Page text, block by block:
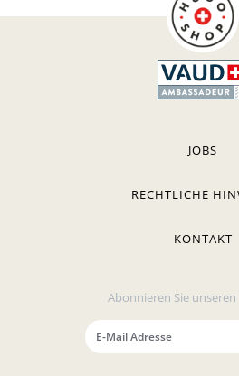
JOBS
RECHTLICHE
KONTAKT
Abonnieren Sie